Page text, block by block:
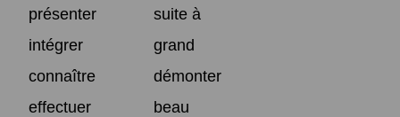
présenter
suite à
intégrer
grand
connaître
démonter
effectuer
beau